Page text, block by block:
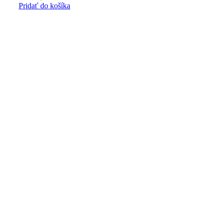
Pridať do košíka